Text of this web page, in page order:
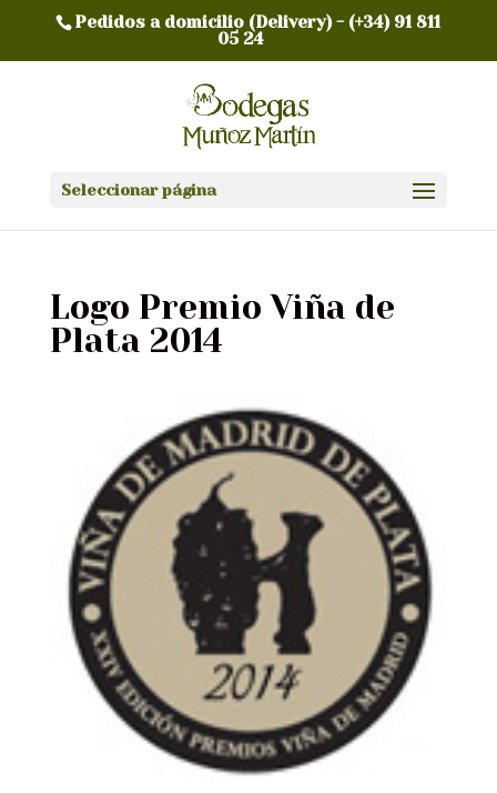
Pedidos a domicilio (Delivery) - (+34) 91 811
05 24
Seleccionar página
Logo Premio Viña de
Plata 2014